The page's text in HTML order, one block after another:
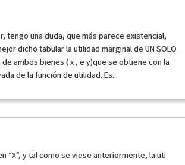
tengo una duda, que más parece existencial,
dicho tabular la utilidad marginal de UN SOLO
de ambos bienes ( x , e y)que se obtiene con la
de la función de utilidad. Es...
“X”, y tal como se viese anteriormente, la uti